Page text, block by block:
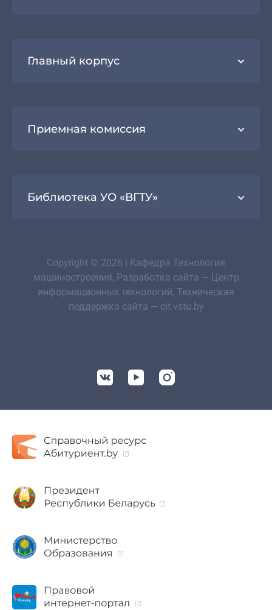
Главный корпус
Приемная комиссия
Библиотека УО «ВГТУ»
Copyright © 2026 | Кафедра Технология
машиностроения, Разработка сайта — Центр
информационных технологий, Техническая
поддержка сайта — cit.vstu.by